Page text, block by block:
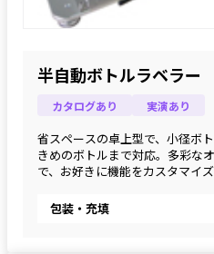
半自動ボトルラベラー
カタログあり 実演あり
省スペースの卓上型で、小径ボ
きめのボトルまで対応。多彩な
で、お好きに機能をカスタマイズ
包装・充填